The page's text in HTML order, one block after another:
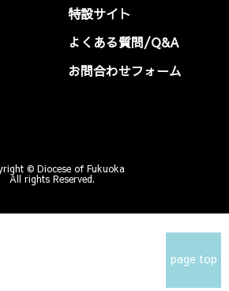
特設サイト
よくある質問/Q&A
お問合わせフォーム
page top
© Diocese of Fukuoka
All rights Reserved.